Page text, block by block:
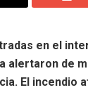
en el
alertaron de
El incendio